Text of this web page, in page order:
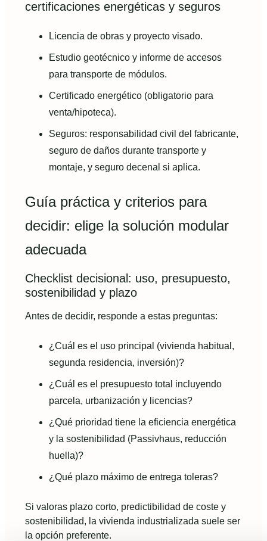
certificaciones energéticas y seguros
Licencia de obras y proyecto visado.
Estudio geotécnico y informe de accesos
para transporte de módulos.
Certificado energético (obligatorio para
venta/hipoteca).
Seguros: responsabilidad civil del fabricante,
seguro de daños durante transporte y
montaje, y seguro decenal si aplica.
Guía práctica y criterios para
decidir: elige la solución modular
adecuada
Checklist decisional: uso, presupuesto,
sostenibilidad y plazo
Antes de decidir, responde a estas preguntas:
¿Cuál es el uso principal (vivienda habitual,
segunda residencia, inversión)?
¿Cuál es el presupuesto total incluyendo
parcela, urbanización y licencias?
¿Qué prioridad tiene la eficiencia energética
y la sostenibilidad (Passivhaus, reducción
huella)?
¿Qué plazo máximo de entrega toleras?
Si valoras plazo corto, predictibilidad de coste y
sostenibilidad, la vivienda industrializada suele ser
la opción preferente.